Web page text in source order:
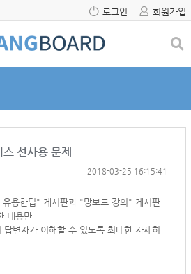
로그인 회원가입
선사용 문제
2018-03-25 16:15:41
용한팁" 게시판과 "망보드 강의" 게시판
내용만
답변자가 이해할 수 있도록 최대한 자세히